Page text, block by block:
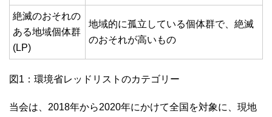
絶滅のおそれの
ある地域個体群
(LP)
地域的に孤立している個体群で、絶滅
のおそれが高いもの
図1：環境省レッドリストのカテゴリー
当会は、2018年から2020年にかけて全国を対象に、現地